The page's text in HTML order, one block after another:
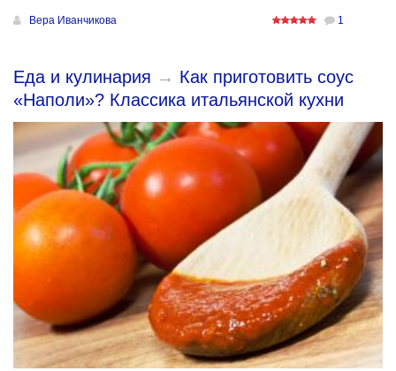
Вера Иванчикова 1
Еда и кулинария → Как приготовить соус
«Наполи»? Классика итальянской кухни